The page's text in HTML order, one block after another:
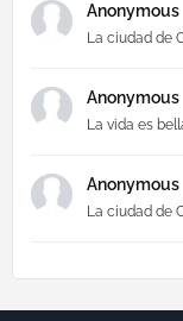
Anonymous
La ciudad de
Anonymous
La vida es
Anonymous
La ciudad de